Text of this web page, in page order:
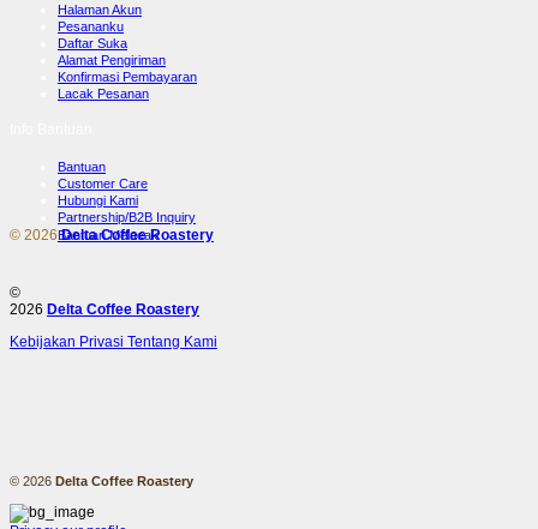
Halaman Akun
Pesananku
Daftar Suka
Alamat Pengiriman
Konfirmasi Pembayaran
Lacak Pesanan
Bantuan
Customer Care
Hubungi Kami
Partnership/B2B Inquiry
Bantuan Melacak ⚠️
© 2026Delta Coffee Roastery
©
2026 Delta Coffee Roastery
Kebijakan Privasi Tentang Kami
© 2026 Delta Coffee Roastery